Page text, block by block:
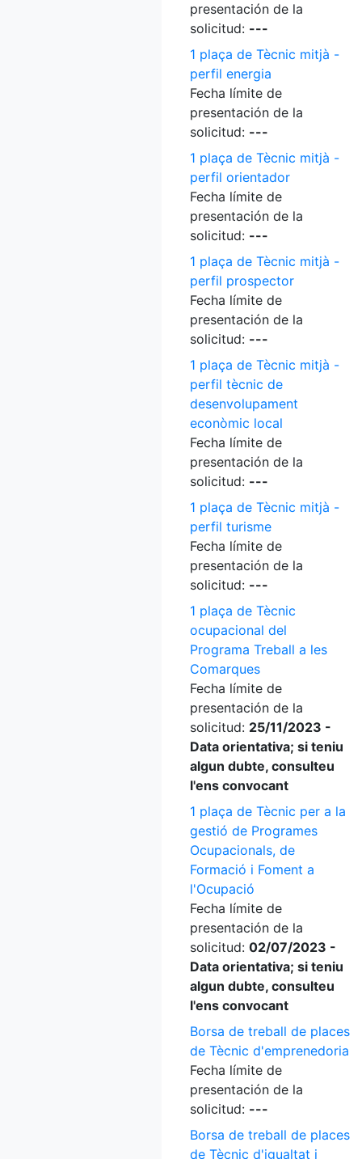
presentación de la
solicitud: ---
1 plaça de Tècnic mitjà -
perfil energia
Fecha límite de
presentación de la
solicitud: ---
1 plaça de Tècnic mitjà -
perfil orientador
Fecha límite de
presentación de la
solicitud: ---
1 plaça de Tècnic mitjà -
perfil prospector
Fecha límite de
presentación de la
solicitud: ---
1 plaça de Tècnic mitjà -
perfil tècnic de
desenvolupament
econòmic local
Fecha límite de
presentación de la
solicitud: ---
1 plaça de Tècnic mitjà -
perfil turisme
Fecha límite de
presentación de la
solicitud: ---
1 plaça de Tècnic
ocupacional del
Programa Treball a les
Comarques
Fecha límite de
presentación de la
solicitud: 25/11/2023 -
Data orientativa; si teniu
algun dubte, consulteu
l'ens convocant
1 plaça de Tècnic per a la
gestió de Programes
Ocupacionals, de
Formació i Foment a
l'Ocupació
Fecha límite de
presentación de la
solicitud: 02/07/2023 -
Data orientativa; si teniu
algun dubte, consulteu
l'ens convocant
Borsa de treball de places
de Tècnic d'emprenedoria
Fecha límite de
presentación de la
solicitud: ---
Borsa de treball de places
de Tècnic d'igualtat i